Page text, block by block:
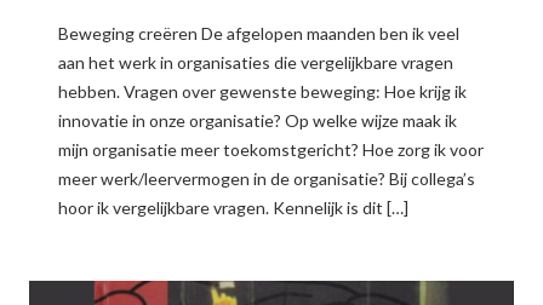
Beweging creëren De afgelopen maanden ben ik veel
aan het werk in organisaties die vergelijkbare vragen
hebben. Vragen over gewenste beweging: Hoe krijg ik
innovatie in onze organisatie? Op welke wijze maak ik
mijn organisatie meer toekomstgericht? Hoe zorg ik voor
meer werk/leervermogen in de organisatie? Bij collega’s
hoor ik vergelijkbare vragen. Kennelijk is dit […]